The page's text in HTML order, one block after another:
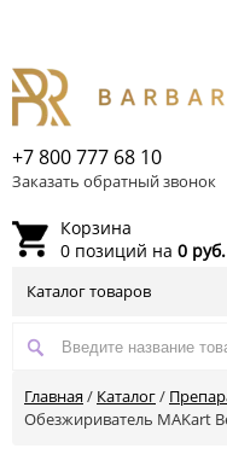
+7 800 777 68 10
Заказать обратный звонок
Корзина
0 позиций на 0 руб.
Каталог товаров
Главная / Каталог/
Обезжириватель MAKart